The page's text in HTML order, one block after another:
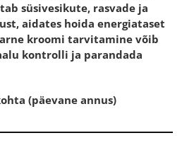
süsivesikute, rasvade ja
aidates hoida energiataset
kroomi tarvitamine võib
kontrolli ja parandada
(päevane annus)